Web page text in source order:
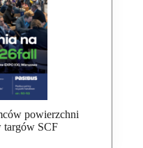
powierzchni
targów SCF